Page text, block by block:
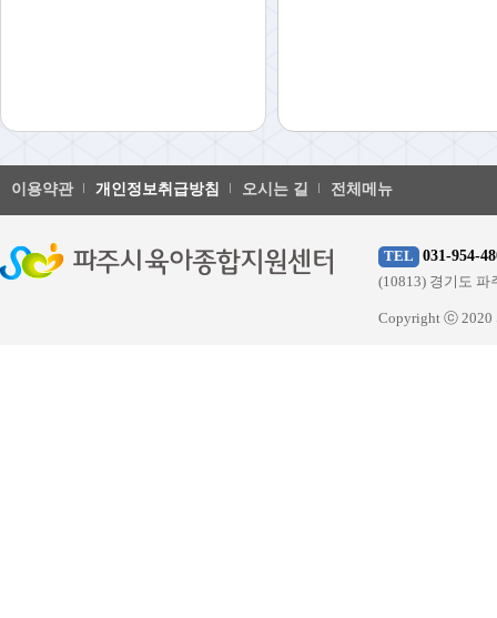
이용약관 개인정보취급방침 오시는 길 전체메뉴
TEL 031-954-
(10813) 경기도 파
Copyright ⓒ 2020